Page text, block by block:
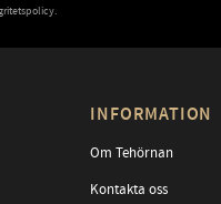
.
INFORMATION
Om Tehörnan
Kontakta oss